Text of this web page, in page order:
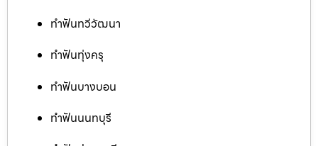
ทำฟันทวีวัฒนา
ทำฟันทุ่งครุ
ทำฟันบางบอน
ทำฟันนนทบุรี